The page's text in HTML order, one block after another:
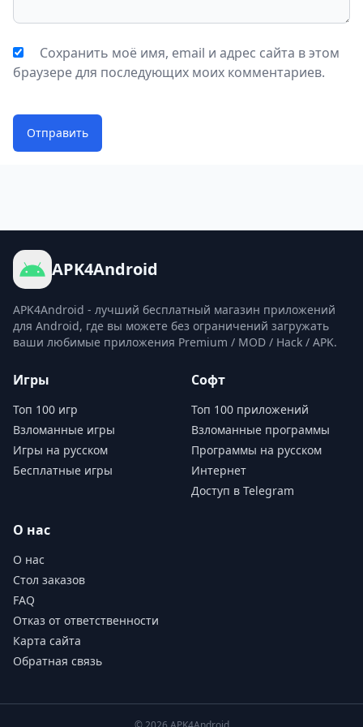
Сохранить моё имя, email и адрес сайта в этом
браузере для последующих моих комментариев.
Отправить
APK4Android
APK4Android - лучший бесплатный магазин приложений
для Android, где вы можете без ограничений загружать
ваши любимые приложения Premium / MOD / Hack / APK.
Игры
Топ 100 игр
Взломанные игры
Игры на русском
Бесплатные игры
Софт
Топ 100 приложений
Взломанные программы
Программы на русском
Интернет
Доступ в Telegram
О нас
О нас
Стол заказов
FAQ
Отказ от ответственности
Карта сайта
Обратная связь